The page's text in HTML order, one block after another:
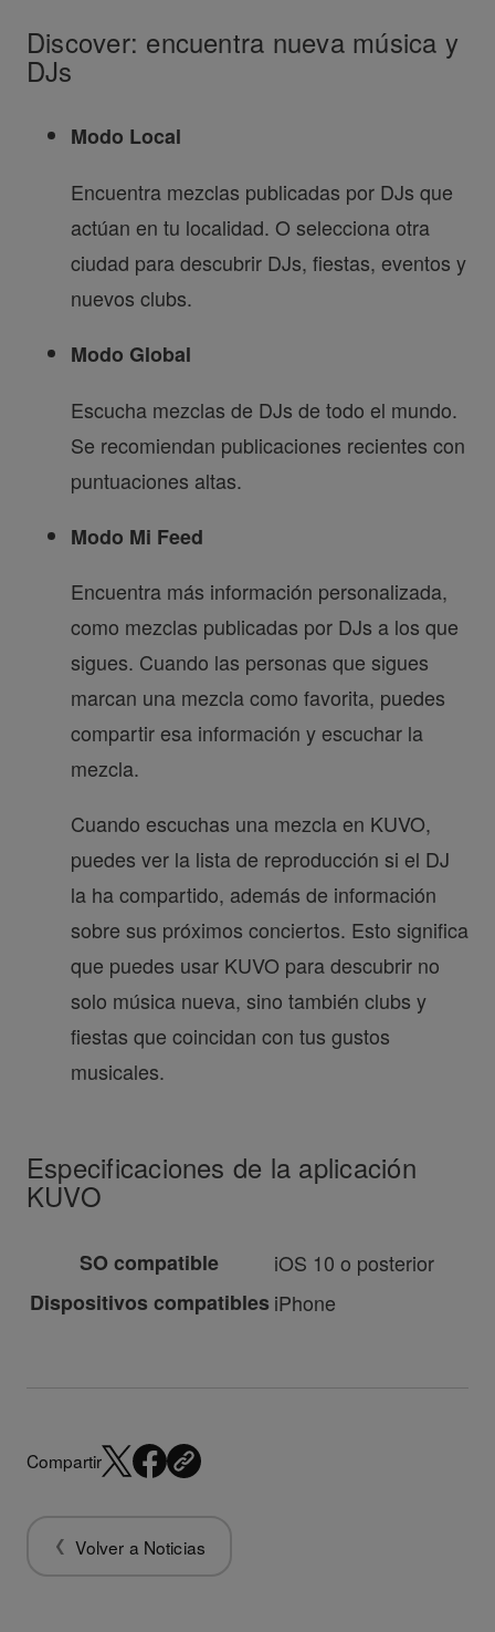
Discover: encuentra nueva música y
DJs
Modo Local
Encuentra mezclas publicadas por DJs que
actúan en tu localidad. O selecciona otra
ciudad para descubrir DJs, fiestas, eventos y
nuevos clubs.
Modo Global
Escucha mezclas de DJs de todo el mundo.
Se recomiendan publicaciones recientes con
puntuaciones altas.
Modo Mi Feed
Encuentra más información personalizada,
como mezclas publicadas por DJs a los que
sigues. Cuando las personas que sigues
marcan una mezcla como favorita, puedes
compartir esa información y escuchar la
mezcla.
Cuando escuchas una mezcla en KUVO,
puedes ver la lista de reproducción si el DJ
la ha compartido, además de información
sobre sus próximos conciertos. Esto significa
que puedes usar KUVO para descubrir no
solo música nueva, sino también clubs y
fiestas que coincidan con tus gustos
musicales.
Especificaciones de la aplicación
KUVO
SO compatible
iOS 10 o posterior
Dispositivos compatibles iPhone
Compartir
Volver a Noticias